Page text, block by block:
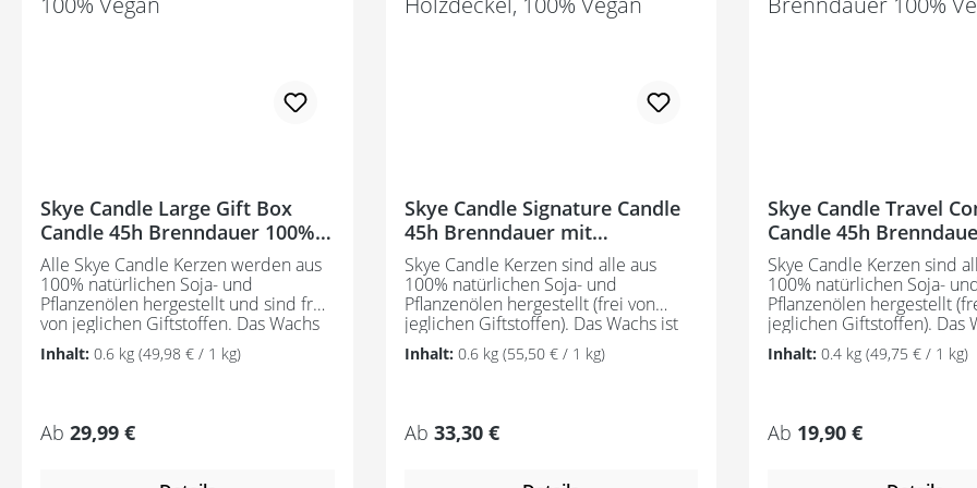
Skye Candle Large Gift Box
Candle 45h Brenndauer 100%
Vegan
Alle Skye Candle Kerzen werden aus
100% natürlichen Soja- und
Pflanzenölen hergestellt und sind frei
von jeglichen Giftstoffen. Das Wachs
der Kerzen ist nachhaltig, biologisch
abbaubar und brennt länger und
unterschiedlichen Jahreszeiten in den
Schottischen Highlands inspiriert. Sie
bis hin zu tiefen und reichhaltigen
Inhalt: 0.6 kg (49,98 € / 1 kg)
Regulärer Preis:
Ab 29,99 €
Skye Candle Signature Candle
45h Brenndauer mit
Holzdeckel, 100% Vegan
Skye Candle Kerzen sind alle aus
100% natürlichen Soja- und
Pflanzenölen hergestellt (frei von
jeglichen Giftstoffen). Das Wachs ist
nachhaltig, biologisch abbaubar und
brennt länger und heller als andere
gearbeitet, das hauptsächlich aus
Illinois und Iowa stammt. Diese
erhältlich. Die Auswahl reicht dabei
Inhalt: 0.6 kg (55,50 € / 1 kg)
Regulärer Preis:
Ab 33,30 €
Skye Candle Travel
Candle 45h
Vegan
Skye Candle Kerzen sind
100% natürlichen Soja- und
Pflanzenölen hergestellt
jeglichen Giftstoffen). Das Wachs ist
nachhaltig, biologisch
brennt länger und heller
gearbeitet, das
Illinois und Iowa stammt. Die
unterschiedlichen
Inhalt: 0.4 kg (49,75 € / 1 kg)
Regulärer Preis:
Ab 19,90 €